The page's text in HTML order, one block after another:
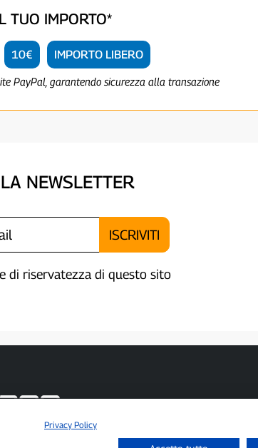
TUO IMPORTO*
10€ IMPORTO LIBERO
PayPal, garantendo sicurezza alla transazione
NEWSLETTER
di riservatezza di questo sito
Giornalistica indipendente
Privacy Policy